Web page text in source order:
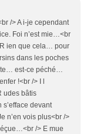
/> A i-je cependant
Foi n’est mie…<br
R ien que cela… pour
dans les poches
est-ce péché…
!<br /> I l
udes bâtis
devant
n’en vois plus<br />
/> E mue